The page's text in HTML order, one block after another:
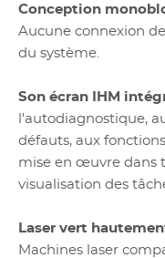
Conception
Aucune connexion
du système.
Son écran IHM
l'autodiagnostique,
défauts, aux
mise en œuvre dans
visualisation des
Laser vert
Machines laser